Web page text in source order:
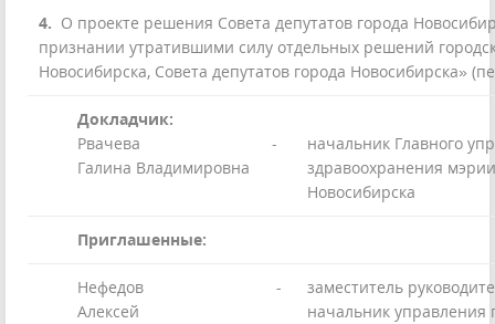
4. О проекте решения Совета депутатов города
признании утратившими силу отдельных решений
Новосибирска, Совета депутатов города Новосибирска»
Докладчик:
Рвачева
Галина Владимировна
-
начальник Главного
здравоохранения
Новосибирска
Приглашенные:
Нефедов
Алексей
-
заместитель
начальник